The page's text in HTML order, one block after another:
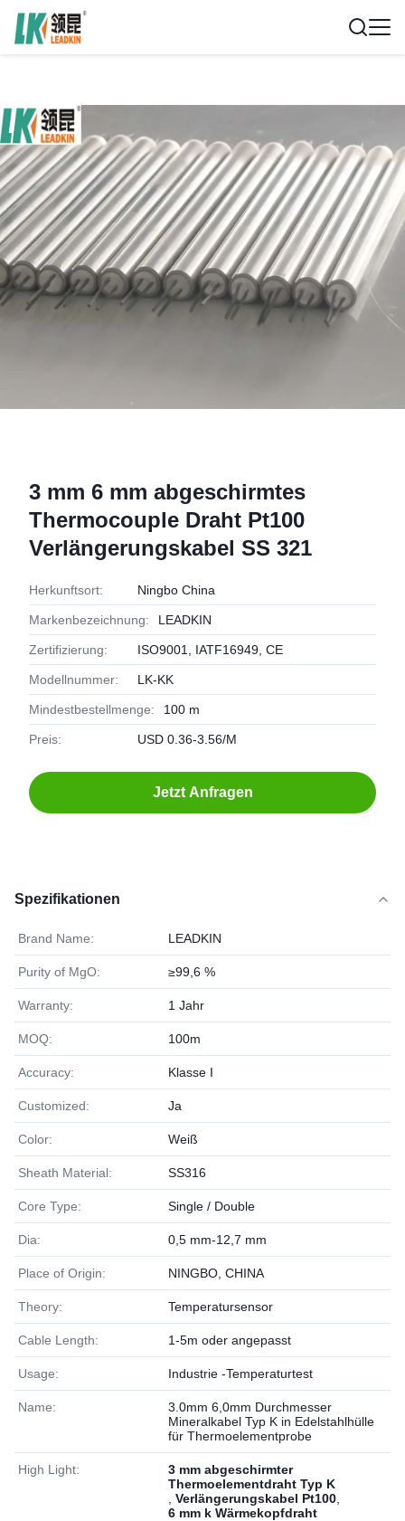
3 mm 6 mm abgeschirmtes
Thermocouple Draht Pt100
Verlängerungskabel SS 321
Herkunftsort: Ningbo China
Markenbezeichnung: LEADKIN
Zertifizierung: ISO9001, IATF16949, CE
Modellnummer: LK-KK
Mindestbestellmenge: 100 m
Preis: USD 0.36-3.56/M
Jetzt Anfragen
Spezifikationen
Brand Name: LEADKIN
Purity of MgO: ≥99,6 %
Warranty: 1 Jahr
MOQ: 100m
Accuracy: Klasse I
Customized: Ja
Color: Weiß
Sheath Material: SS316
Core Type: Single / Double
Dia: 0,5 mm-12,7 mm
Place of Origin: NINGBO, CHINA
Theory: Temperatursensor
Cable Length: 1-5m oder angepasst
Usage: Industrie -Temperaturtest
Name:
3.0mm 6,0mm Durchmesser
Mineralkabel Typ K in Edelstahlhülle
für Thermoelementprobe
High Light:
3 mm abgeschirmter
Thermoelementdraht Typ K
Verlängerungskabel Pt100
6 mm k Wärmekopfdraht